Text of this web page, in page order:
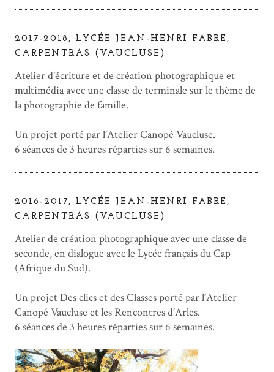
2017-2018, LYCÉE JEAN-HENRI FABRE,
CARPENTRAS (VAUCLUSE)
Atelier d’écriture et de création photographique et
multimédia avec une classe de terminale sur le thème de
la photographie de famille.
Un projet porté par l’Atelier Canopé Vaucluse.
6 séances de 3 heures réparties sur 6 semaines.
2016-2017, LYCÉE JEAN-HENRI FABRE,
CARPENTRAS (VAUCLUSE)
Atelier de création photographique avec une classe de
seconde, en dialogue avec le Lycée français du Cap
(Afrique du Sud).
Un projet Des clics et des Classes porté par l’Atelier
Canopé Vaucluse et les Rencontres d’Arles.
6 séances de 3 heures réparties sur 6 semaines.